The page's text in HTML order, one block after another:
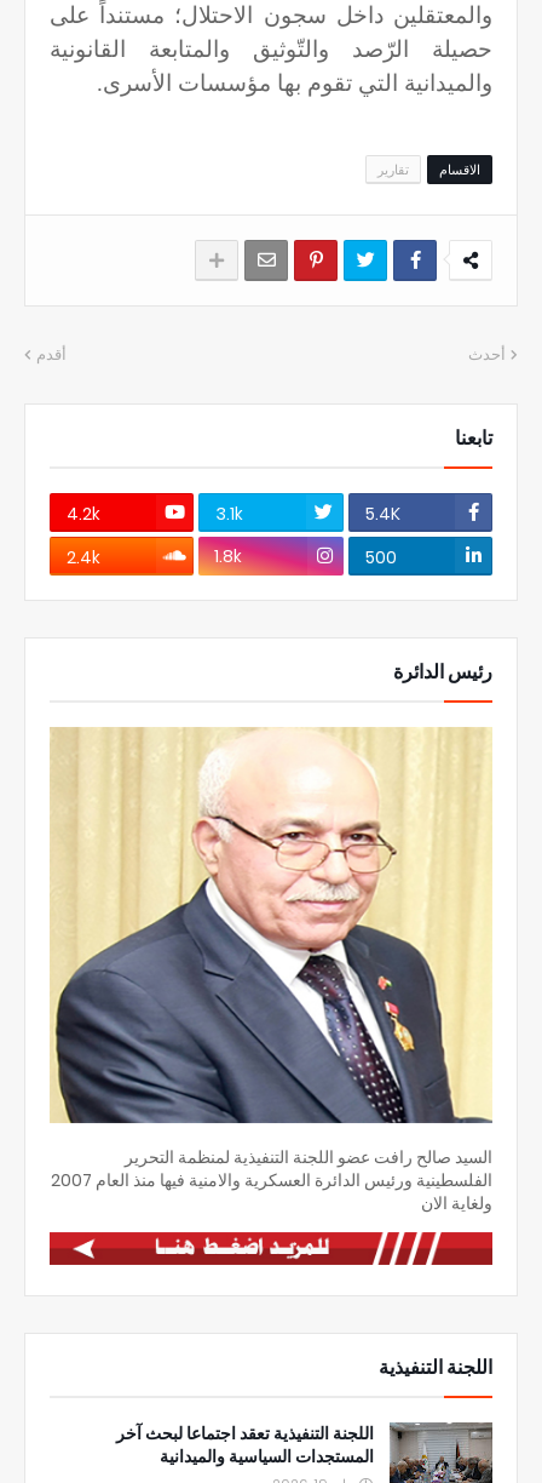
والمعتقلين داخل سجون الاحتلال؛ مستنداً على
حصيلة الرّصد والتّوثيق والمتابعة القانونية
والميدانية التي تقوم بها مؤسسات الأسرى.
الاقسام تقارير
أحدث أقدم
تابعنا
5.4K
3.1k
4.2k
500
1.8k
2.4k
رئيس الدائرة
السيد صالح رافت عضو اللجنة التنفيذية لمنظمة التحرير
الفلسطينية ورئيس الدائرة العسكرية والامنية فيها منذ العام 2007
ولغاية الان
اللجنة التنفيذية
اللجنة التنفيذية تعقد اجتماعا لبحث آخر
المستجدات السياسية والميدانية